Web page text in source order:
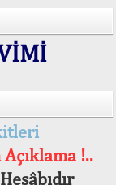
!..